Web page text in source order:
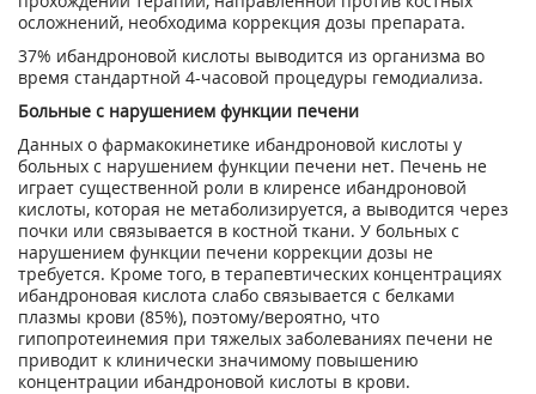
осложнений, необходима коррекция дозы препарата.
37% ибандроновой кислоты выводится из организма во
время стандартной 4-часовой про­цедуры гемодиализа.
Больные с нарушением функции печени
Данных о фармакокинетике ибандроновой кислоты у
больных с нарушением функции пе­чени нет. Печень не
играет существенной роли в клиренсе ибандроновой
кислоты, которая не метаболизируется, а выводится через
почки или связывается в костной ткани. У больных с
нарушением функции печени коррекции дозы не
требуется. Кроме того, в терапев­тических концентрациях
ибандроновая кислота слабо связывается с белками
плазмы кро­ви (85%), поэтому/вероятно, что
гипопротеинемия при тяжелых заболеваниях печени не
приводит к клинически значимому повышению
концентрации ибандроновой кислоты в крови.